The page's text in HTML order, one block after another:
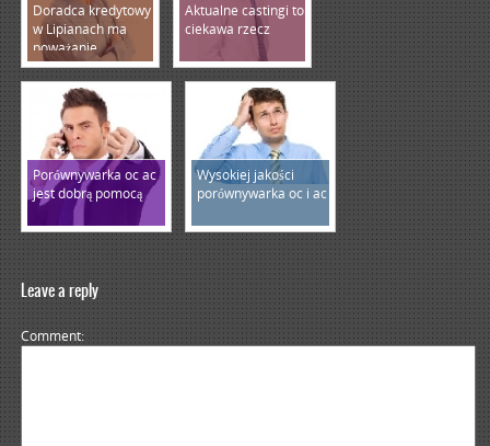
Doradca kredytowy
w Lipianach ma
poważanie
Aktualne castingi to
ciekawa rzecz
Porównywarka oc ac
jest dobrą pomocą
Wysokiej jakości
porównywarka oc i ac
Leave a reply
Comment